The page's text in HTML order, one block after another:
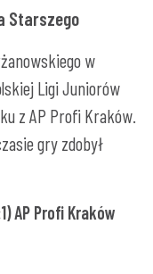
Starszego
w
Ligi Juniorów
z AP Profi Kraków.
gry zdobył
AP Profi Kraków